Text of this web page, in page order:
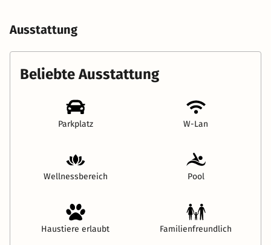
Ausstattung
Beliebte Ausstattung
Parkplatz W-Lan
Wellnessbereich Pool
Haustiere erlaubt Familienfreundlich